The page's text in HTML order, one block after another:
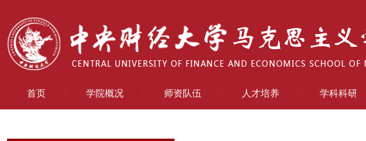
首页 学院概况 师资队伍 人才培养 学科科研